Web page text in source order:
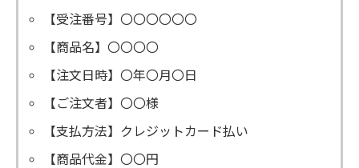
【受注番号】〇〇〇〇〇〇
【商品名】〇〇〇〇
【注文日時】〇年〇月〇日
【ご注文者】〇〇様
【支払方法】クレジットカード払い
【商品代金】〇〇円